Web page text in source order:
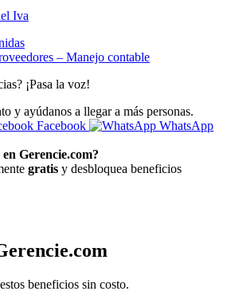
Iva
– Manejo contable
¡Pasa la voz!
y ayúdanos a llegar a más personas.
Facebook
WhatsApp
Gerencie.com?
gratis y desbloquea beneficios
beneficios sin costo.